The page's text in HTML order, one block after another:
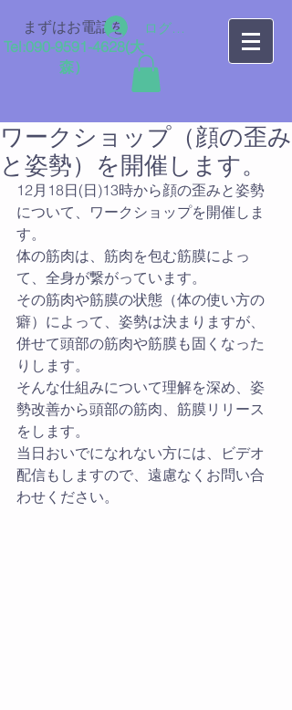
まずはお電話を
Tel:090-9591-4628​(大
森）
ログイン
ワークショップ（顔の歪み
と姿勢）を開催します。
12月18日(日)13時から顔の歪みと姿勢
について、ワークショップを開催しま
す。
体の筋肉は、筋肉を包む筋膜によっ
て、全身が繋がっています。
その筋肉や筋膜の状態（体の使い方の
癖）によって、姿勢は決まりますが、
併せて頭部の筋肉や筋膜も固くなった
りします。
そんな仕組みについて理解を深め、姿
勢改善から頭部の筋肉、筋膜リリース
をします。
当日おいでになれない方には、ビデオ
配信もしますので、遠慮なくお問い合
わせください。